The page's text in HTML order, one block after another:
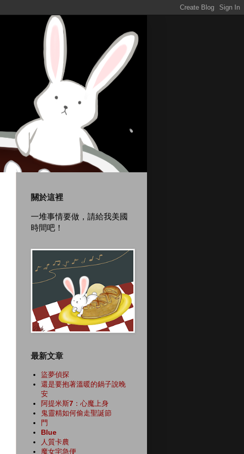
關於這裡
一堆事情要做，請給我美國
時間吧！
最新文章
盜夢偵探
還是要抱著溫暖的鍋子說晚
安
阿提米斯7：心魔上身
鬼靈精如何偷走聖誕節
門
Blue
人質卡農
魔女宅急便